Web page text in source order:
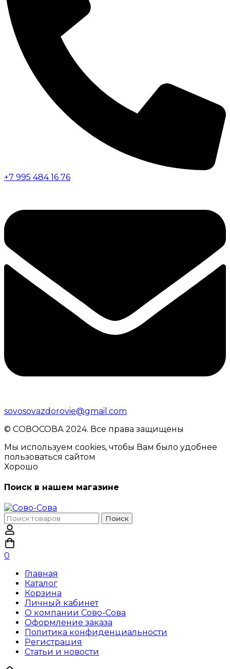
+7 995 484 16 76
sovosovazdorovie@gmail.com
© CОВОСОВА 2024. Все права защищены
Мы используем cookies, чтобы Вам было удобнее
пользоваться сайтом
Хорошо
Поиск в нашем магазине
Поиск
по:
Поиск
0
Главная
Каталог
Корзина
Личный кабинет
О компании Сово-Сова
Оформление заказа
Политика конфиденциальности
Регистрация
Статьи и новости